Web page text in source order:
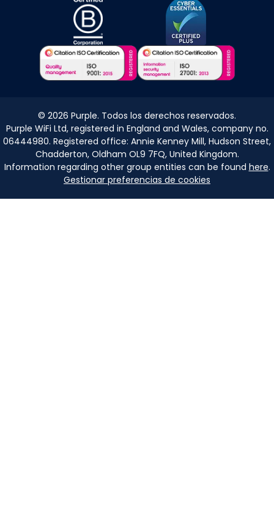
© 2026 Purple. Todos los derechos reservados.
Purple WiFi Ltd, registered in England and Wales, company no.
06444980. Registered office: Annie Kenney Mill, Hudson Street,
Chadderton, Oldham OL9 7FQ, United Kingdom.
Information regarding other group entities can be found here.
Gestionar preferencias de cookies